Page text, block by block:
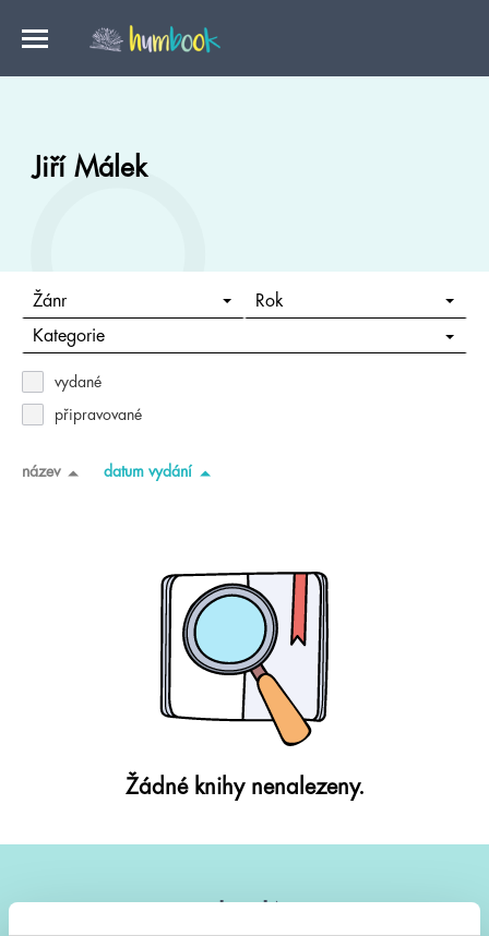
Jiří Málek
Žánr Rok
Kategorie
vydané
připravované
název datum vydání
Žádné knihy nenalezeny.